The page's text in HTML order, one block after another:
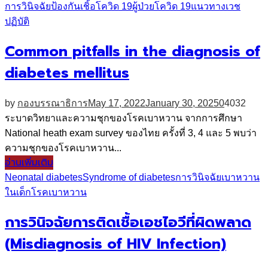
การวินิจฉัยป้องกันเชิ้อโควิด 19ผู้ป่วยโควิด 19แนวทางเวช
ปฏิบัติ
Common pitfalls in the diagnosis of
diabetes mellitus
by กองบรรณาธิการMay 17, 2022January 30, 202504032
ระบาดวิทยาและความชุกของโรคเบาหวาน จากการศึกษา
National heath exam survey ของไทย ครั้งที่ 3, 4 และ 5 พบว่า
ความชุกของโรคเบาหวาน...
อ่านเพิ่มเติม
Neonatal diabetesSyndrome of diabetesการวินิจฉัยเบาหวาน
ในเด็กโรคเบาหวาน
การวินิจฉัยการติดเชื้อเอชไอวีที่ผิดพลาด
(Misdiagnosis of HIV Infection)